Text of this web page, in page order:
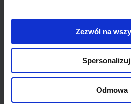
Zezwól na
Spersonalizuj
Odmowa
tłumu ludzi, powinien
Tajlandii, Koh Chang, która
dziewiczej przyrody
miejscach, położonych z
ukrytych w ogrodach